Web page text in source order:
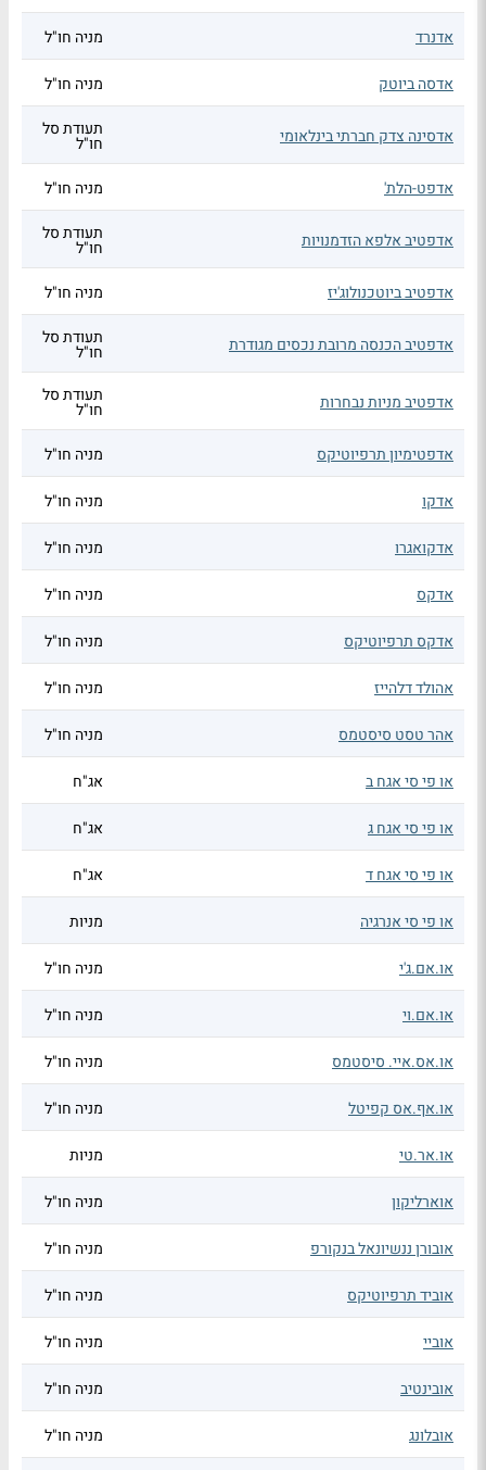
אדנרד מניה חו"ל
אדסה ביוטק מניה חו"ל
אדסינה צדק חברתי בינלאומי תעודת סל
חו"ל
אדפט-הלת'
מניה חו"ל
אדפטיב אלפא הזדמנויות תעודת סל
חו"ל
אדפטיב ביוטכנולוג'יז
מניה חו"ל
אדפטיב הכנסה מרובת נכסים מגודרת תעודת סל
חו"ל
אדפטיב מניות נבחרות תעודת סל
חו"ל
אדפטימיון תרפיוטיקס
מניה חו"ל
אדקו מניה חו"ל
אדקואגרו מניה חו"ל
אדקס מניה חו"ל
אדקס תרפיוטיקס מניה חו"ל
אהולד דלהייז מניה חו"ל
אהר טסט סיסטמס מניה חו"ל
או פי סי אגח ב אג"ח
או פי סי אגח ג אג"ח
או פי סי אגח ד אג"ח
או פי סי אנרגיה מניות
או.אם.ג'י מניה חו"ל
או.אם.וי מניה חו"ל
או.אס.איי. סיסטמס מניה חו"ל
או.אף.אס קפיטל מניה חו"ל
או.אר.טי מניות
אוארליקון מניה חו"ל
אובורן ננשיונאל בנקורפ מניה חו"ל
אוביד תרפיוטיקס מניה חו"ל
אוביי מניה חו"ל
אובינטיב מניה חו"ל
אובלונג מניה חו"ל